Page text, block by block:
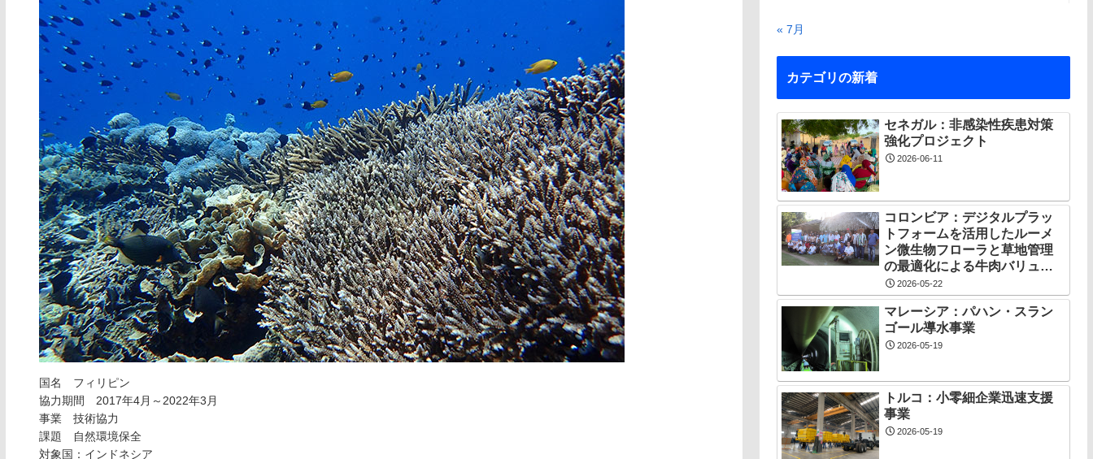
国名 フィリピン
協力期間 2017年4月～2022年3月
事業 技術協力
課題 自然環境保全
対象国：インドネシア
« 7月
カテゴリの新着
セネガル：非感染性疾患対策
強化プロジェクト
2026-06-11
コロンビア：デジタルプラッ
トフォームを活用したルーメ
ン微生物フローラと草地管理
の最適化による牛肉バリュー
チェーン創出プロジェクト
2026-05-22
マレーシア：パハン・スラン
ゴール導水事業
2026-05-19
トルコ：小零細企業迅速支援
事業
2026-05-19